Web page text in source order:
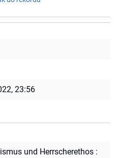
23:56
und Herrscherethos :